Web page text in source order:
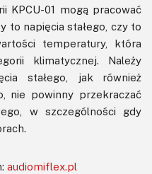
KPCU-01 mogą pracować
to napięcia stałego, czy to
temperatury, która
klimatycznej. Należy
stałego, jak również
nie powinny przekraczać
w szczególności gdy
audiomiflex.pl